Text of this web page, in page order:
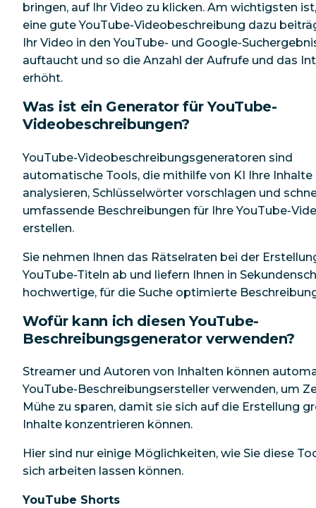
bringen, auf Ihr Video zu klicken. Am wichtigsten
eine gute YouTube-Videobeschreibung dazu
Ihr Video in den YouTube- und Google-
auftaucht und so die Anzahl der Aufrufe und das
erhöht.
Was ist ein Generator für YouTube-
Videobeschreibungen?
YouTube-Videobeschreibungsgeneratoren sind
automatische Tools, die mithilfe von KI Ihre Inhalte
analysieren, Schlüsselwörter vorschlagen und
umfassende Beschreibungen für Ihre YouTube-
erstellen.
Sie nehmen Ihnen das Rätselraten bei der
YouTube-Titeln ab und liefern Ihnen in
hochwertige, für die Suche optimierte
Wofür kann ich diesen YouTube-
Beschreibungsgenerator verwenden?
Streamer und Autoren von Inhalten können
YouTube-Beschreibungsersteller verwenden, um
Mühe zu sparen, damit sie sich auf die Erstellung
Inhalte konzentrieren können.
Hier sind nur einige Möglichkeiten, wie Sie diese
sich arbeiten lassen können.
YouTube Shorts